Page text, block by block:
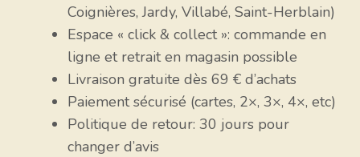
Coignières, Jardy, Villabé, Saint-Herblain)
Espace « click & collect »: commande en
ligne et retrait en magasin possible
Livraison gratuite dès 69 € d’achats
Paiement sécurisé (cartes, 2×, 3×, 4×, etc)
Politique de retour: 30 jours pour
changer d’avis